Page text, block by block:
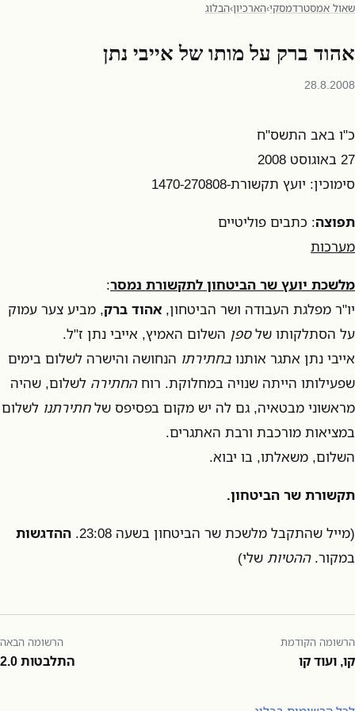
שאול אמסטרדמסקי›הארכיון›הבלוג
אהוד ברק על מותו של אייבי נתן
28.8.2008
‏כ"ו באב התשס"ח
27 באוגוסט 2008
סימוכין: יועץ תקשורת-1470-270808
תפוצה: כתבים פוליטיים
מערכות
מלשכת יועץ שר הביטחון לתקשורת נמסר:
יו"ר מפלגת העבודה ושר הביטחון, אהוד ברק, מביע צער עמוק
על הסתלקותו שלספן השלום האמיץ, אייבי נתן ז"ל.
אייבי נתן אתגר אותנו בחתירתו הנחושה והישרה לשלום בימים
שפעילותו הייתה שנויה במחלוקת. רוחהחתירה לשלום, שהיה
מראשוני מבטאיה, גם לה יש מקום בפסיפס שלחתירתנו לשלום
במציאות מורכבת ורבת האתגרים.
השלום, משאלתו, בו יבוא.
תקשורת שר הביטחון.
(מייל שהתקבל מלשכת שר הביטחון בשעה 23:08.
ההדגשות
במקור.ההטיות שלי)
הרשומה הקודמת
קו, ועוד קו
הרשומה הבאה
התלבטות 2.0